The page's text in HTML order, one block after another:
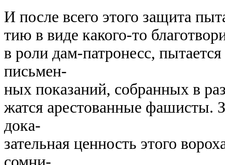
И после всего этого защита
тию в виде какого-то
в роли дам-патронесс,
письмен-
ных показаний, собранных в
жатся арестованные фашисты.
дока-
зательная ценность этого